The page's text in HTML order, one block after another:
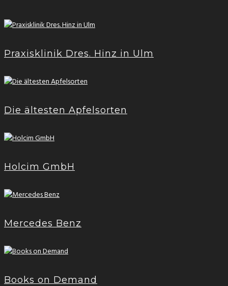
Praxisklinik Dres. Hinz in Ulm
Die ältesten Apfelsorten
Holcim GmbH
Mercedes Benz
Books on Demand